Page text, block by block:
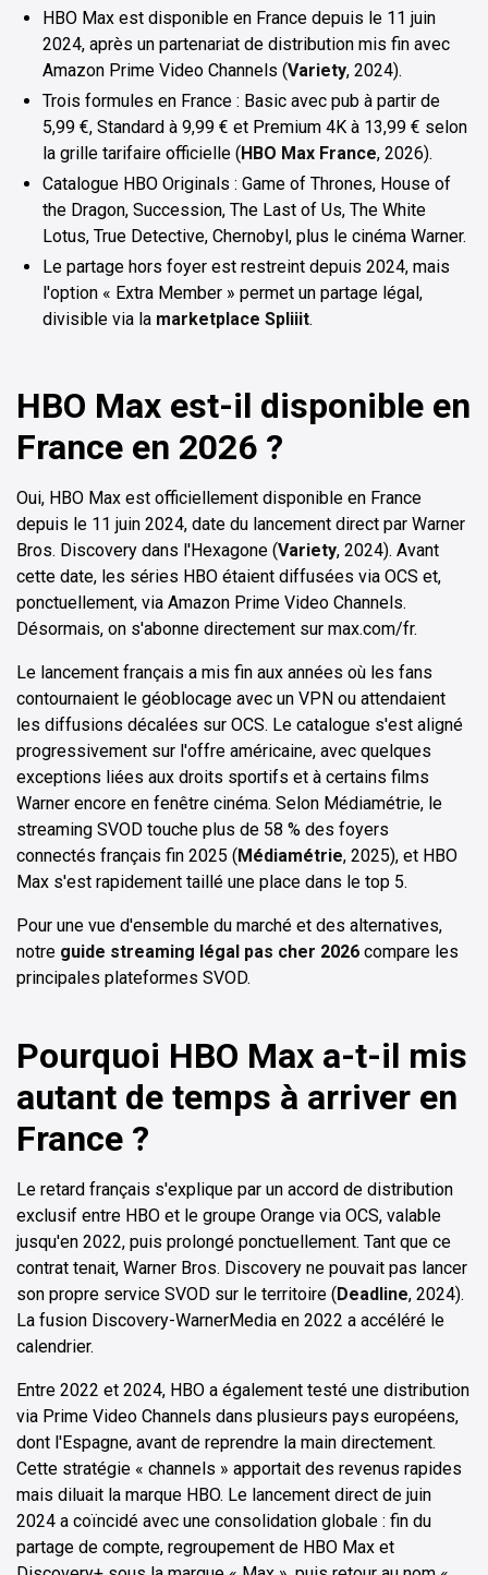
HBO Max est disponible en France depuis le 11 juin
2024, après un partenariat de distribution mis fin avec
Amazon Prime Video Channels (Variety, 2024).
Trois formules en France : Basic avec pub à partir de
5,99 €, Standard à 9,99 € et Premium 4K à 13,99 € selon
la grille tarifaire officielle (HBO Max France, 2026).
Catalogue HBO Originals : Game of Thrones, House of
the Dragon, Succession, The Last of Us, The White
Lotus, True Detective, Chernobyl, plus le cinéma Warner.
Le partage hors foyer est restreint depuis 2024, mais
l'option « Extra Member » permet un partage légal,
divisible via la marketplace Spliiit.
HBO Max est-il disponible en
France en 2026 ?
Oui, HBO Max est officiellement disponible en France
depuis le 11 juin 2024, date du lancement direct par Warner
Bros. Discovery dans l'Hexagone (Variety, 2024). Avant
cette date, les séries HBO étaient diffusées via OCS et,
ponctuellement, via Amazon Prime Video Channels.
Désormais, on s'abonne directement sur max.com/fr.
Le lancement français a mis fin aux années où les fans
contournaient le géoblocage avec un VPN ou attendaient
les diffusions décalées sur OCS. Le catalogue s'est aligné
progressivement sur l'offre américaine, avec quelques
exceptions liées aux droits sportifs et à certains films
Warner encore en fenêtre cinéma. Selon Médiamétrie, le
streaming SVOD touche plus de 58 % des foyers
connectés français fin 2025 (Médiamétrie, 2025), et HBO
Max s'est rapidement taillé une place dans le top 5.
Pour une vue d'ensemble du marché et des alternatives,
notre guide streaming légal pas cher 2026 compare les
principales plateformes SVOD.
Pourquoi HBO Max a-t-il mis
autant de temps à arriver en
France ?
Le retard français s'explique par un accord de distribution
exclusif entre HBO et le groupe Orange via OCS, valable
jusqu'en 2022, puis prolongé ponctuellement. Tant que ce
contrat tenait, Warner Bros. Discovery ne pouvait pas lancer
son propre service SVOD sur le territoire (Deadline, 2024).
La fusion Discovery-WarnerMedia en 2022 a accéléré le
calendrier.
Entre 2022 et 2024, HBO a également testé une distribution
via Prime Video Channels dans plusieurs pays européens,
dont l'Espagne, avant de reprendre la main directement.
Cette stratégie « channels » apportait des revenus rapides
mais diluait la marque HBO. Le lancement direct de juin
2024 a coïncidé avec une consolidation globale : fin du
partage de compte, regroupement de HBO Max et